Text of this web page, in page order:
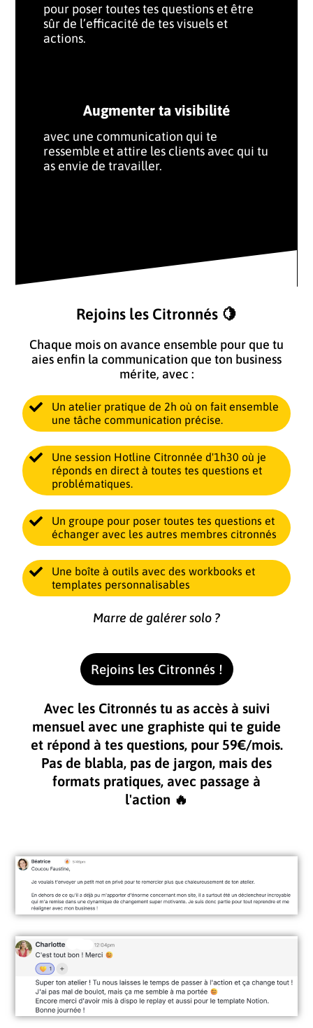
pour poser toutes tes questions et être
sûr de l’efficacité de tes visuels et
actions.
Augmenter ta visibilité
avec une communication qui te
ressemble et attire les clients avec qui tu
as envie de travailler.
Rejoins les Citronnés 🍋
Chaque mois on avance ensemble pour que tu
aies enfin la communication que ton business
mérite, avec :
Un atelier pratique de 2h où on fait ensemble
une tâche communication précise.
Une session Hotline Citronnée d'1h30 où je
réponds en direct à toutes tes questions et
problématiques.
Un groupe pour poser toutes tes questions et
échanger avec les autres membres citronnés
Une boîte à outils avec des workbooks et
templates personnalisables
Marre de galérer solo ?
Rejoins les Citronnés !
Avec les Citronnés tu as accès à suivi
mensuel avec une graphiste qui te guide
et répond à tes questions, pour 59€/mois.
Pas de blabla, pas de jargon, mais des
formats pratiques, avec passage à
l'action 🔥